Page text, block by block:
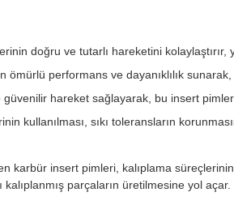
doğru ve tutarlı hareketini
performans ve dayanıklılık
güvenilir hareket sağlayarak, bu insert
kullanılması, sıkı toleransların
karbür insert pimleri, kalıplama
parçaların üretilmesine yol açar.